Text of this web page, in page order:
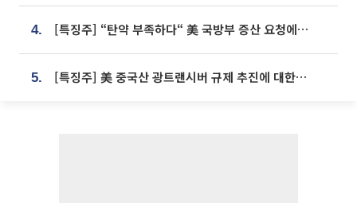
4. [특징주] “탄약 부족하다“ 美 국방부 증산 요청에⋯국내 방산주 급등세
5. [특징주] 美 중국산 광트랜시버 규제 추진에 대한광통신 등 광통신株 강세